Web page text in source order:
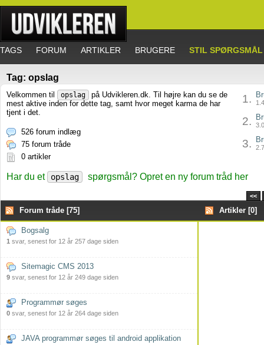
TAGS FORUM ARTIKLER BRUGERE STIL SPØRGSMÅL
Tag: opslag
Velkommen til opslag
på Udvikleren.dk. Til højre kan du se de
mest aktive inden for dette tag, samt hvor meget karma de har
tjent i det.
526 forum indlæg
75 forum tråde
0 artikler
1.
2.
3.
Har du et opslag spørgsmål? Opret en ny forum tråd her
<<
Forum tråde [75] Artikler [0]
Bogsalg
1 svar, senest for 12 år 257 dage siden
Sitemagic CMS 2013
9 svar, senest for 12 år 249 dage siden
Programmør søges
0 svar, senest for 12 år 264 dage siden
JAVA programmør søges til android applikation